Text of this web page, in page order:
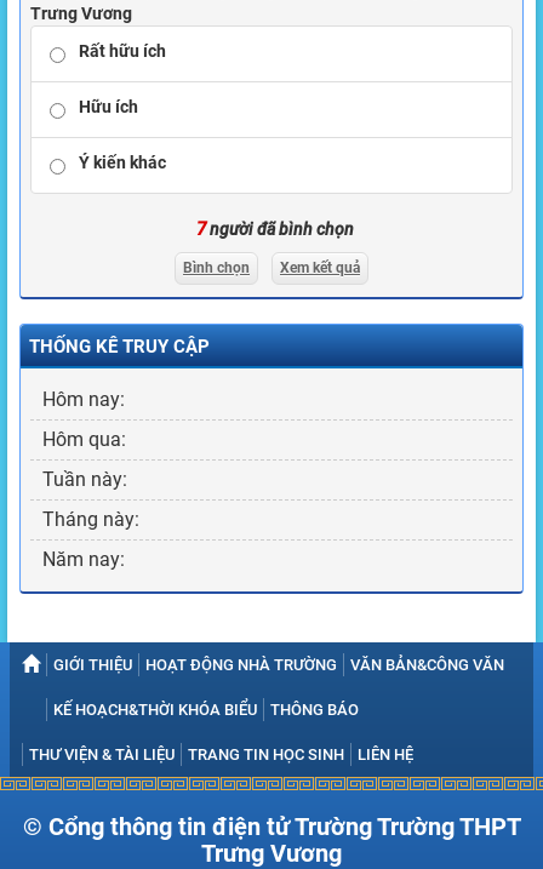
Trưng Vương
Rất hữu ích
Hữu ích
Ý kiến khác
7người đã bình chọn
Bình chọn Xem kết quả
THỐNG KÊ TRUY CẬP
Hôm nay:
Hôm qua:
Tuần này:
Tháng này:
Năm nay:
GIỚI THIỆU HOẠT ĐỘNG NHÀ TRƯỜNG VĂN BẢN&CÔNG VĂN
KẾ HOẠCH&THỜI KHÓA BIỂU THÔNG BÁO
THƯ VIỆN & TÀI LIỆU TRANG TIN HỌC SINH LIÊN HỆ
© Cổng thông tin điện tử Trường Trường THPT
Trưng Vương